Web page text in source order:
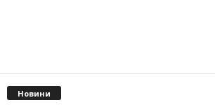
Новини